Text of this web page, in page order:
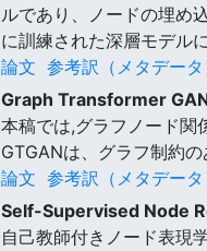
ルであり、ノードの埋め
に訓練された深層モデル
論文 参考訳（メタデータ
Graph Transformer
本稿では,グラフノード
GTGANは、グラフ制約
論文 参考訳（メタデータ
Self-Supervised Node
自己教師付きノード表現